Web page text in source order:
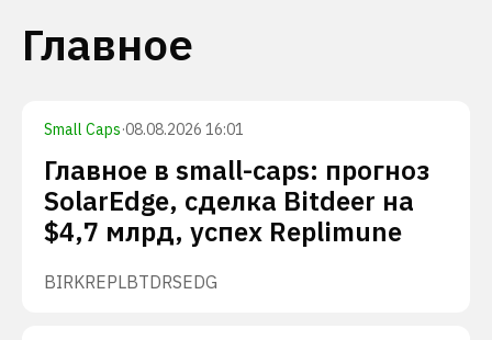
Главное
Small Caps·08.08.2026 16:01
Главное в small-caps: прогноз
SolarEdge, сделка Bitdeer на
$4,7 млрд, успех Replimune
BIRKREPLBTDRSEDG